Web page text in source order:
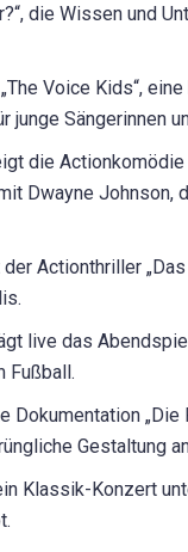
die Wissen und
Voice Kids“,
junge Sängerinnen
die Actionkomödie
Dwayne Johnson,
Actionthriller
live das
Fußball.
Dokumentation „Die
Gestaltung
Klassik-Konzert